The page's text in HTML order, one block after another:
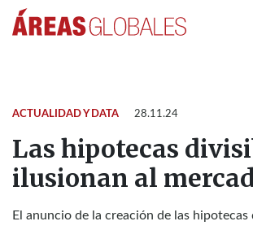
ACTUALIDAD Y DATA 28.11.24
Las hipotecas
ilusionan al
El anuncio de la creación de las hipotecas